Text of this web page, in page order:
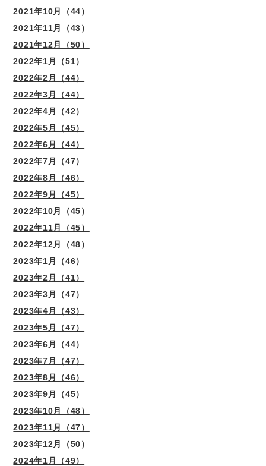
2021年10月（44）
2021年11月（43）
2021年12月（50）
2022年1月（51）
2022年2月（44）
2022年3月（44）
2022年4月（42）
2022年5月（45）
2022年6月（44）
2022年7月（47）
2022年8月（46）
2022年9月（45）
2022年10月（45）
2022年11月（45）
2022年12月（48）
2023年1月（46）
2023年2月（41）
2023年3月（47）
2023年4月（43）
2023年5月（47）
2023年6月（44）
2023年7月（47）
2023年8月（46）
2023年9月（45）
2023年10月（48）
2023年11月（47）
2023年12月（50）
2024年1月（49）